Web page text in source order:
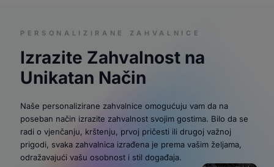
PERSONALIZIRANE ZAHVALNICE
Izrazite Zahvalnost na
Unikatan Način
Naše personalizirane zahvalnice omogućuju vam da na
poseban način izrazite zahvalnost svojim gostima. Bilo da se
radi o vjenčanju, krštenju, prvoj pričesti ili drugoj važnoj
prigodi, svaka zahvalnica izrađena je prema vašim željama,
odražavajući vašu osobnost i stil događaja.